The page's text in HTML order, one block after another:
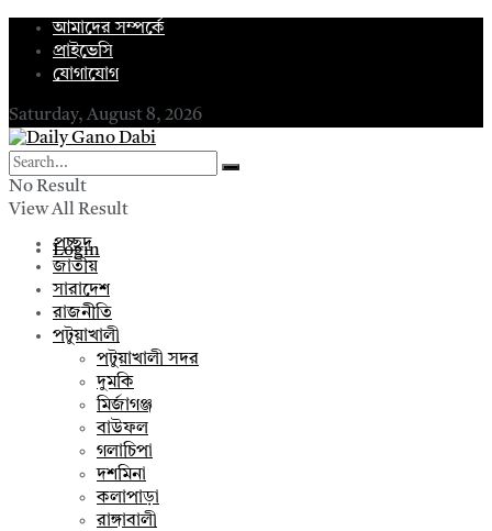
আমাদের সম্পর্কে
প্রাইভেসি
যোগাযোগ
Saturday, August 8, 2026
No Result
View All Result
Login
প্রচ্ছদ
জাতীয়
সারাদেশ
রাজনীতি
পটুয়াখালী
পটুয়াখালী সদর
দুমকি
মির্জাগঞ্জ
বাউফল
গলাচিপা
দশমিনা
কলাপাড়া
রাঙ্গাবালী